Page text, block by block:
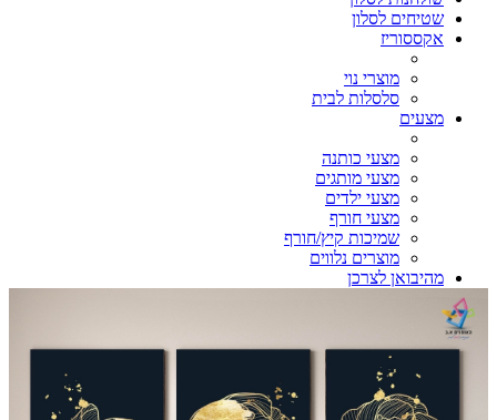
שטיחים לסלון
אקססוריז
מוצרי נוי
סלסלות לבית
מצעים
מצעי כותנה
מצעי מותגים
מצעי ילדים
מצעי חורף
שמיכות קיץ/חורף
מוצרים נלווים
מהיבואן לצרכן